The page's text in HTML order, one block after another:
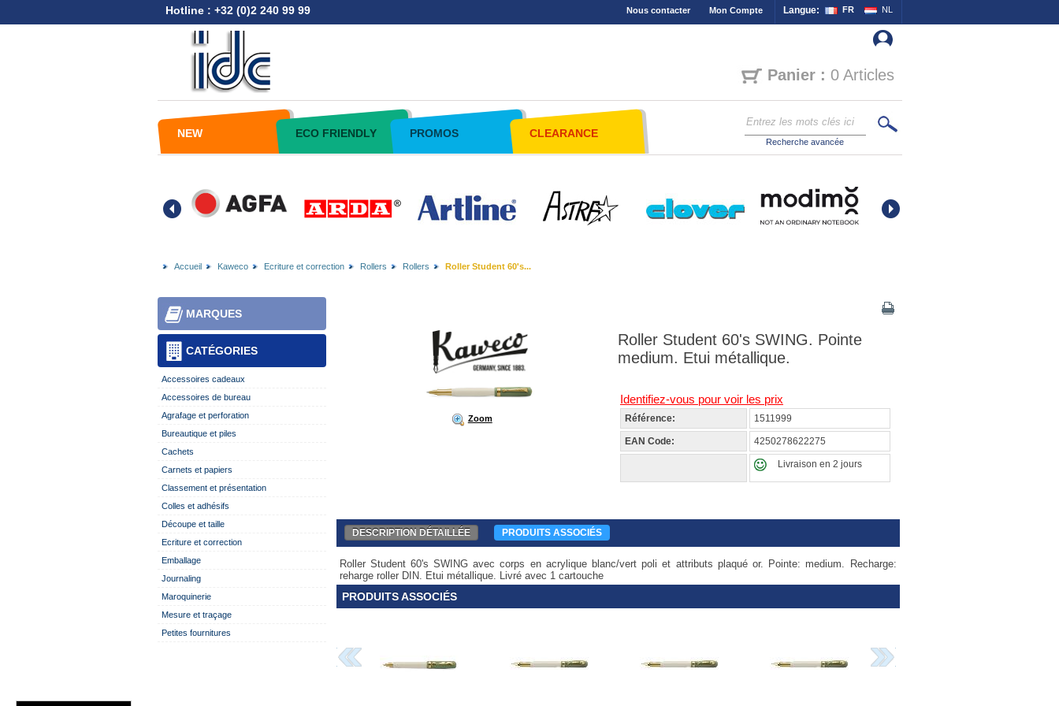
Hotline : +32 (0)2 240 99 99 Langue: FR NL
Nous contacter Mon Compte
Panier : 0 Articles
NEW ECO FRIENDLY PROMOS CLEARANCE
Recherche avancée
Accueil Kaweco Ecriture et correction Rollers Rollers Roller Student 60's...
CATÉGORIES
MARQUES
Accessoires cadeaux
Accessoires de bureau
Agrafage et perforation
Bureautique et piles
Cachets
Carnets et papiers
Classement et présentation
Colles et adhésifs
Découpe et taille
Ecriture et correction
Emballage
Journaling
Maroquinerie
Mesure et traçage
Petites fournitures
Zoom
Roller Student 60's SWING. Pointe
medium. Etui métallique.
Identifiez-vous pour voir les prix
Référence: 1511999
EAN Code: 4250278622275
Livraison en 2 jours
DESCRIPTION DÉTAILLÉE PRODUITS ASSOCIÉS
Roller Student 60's SWING avec corps en acrylique blanc/vert poli et attributs plaqué or. Pointe: medium. Recharge:
reharge roller DIN. Etui métallique. Livré avec 1 cartouche
PRODUITS ASSOCIÉS